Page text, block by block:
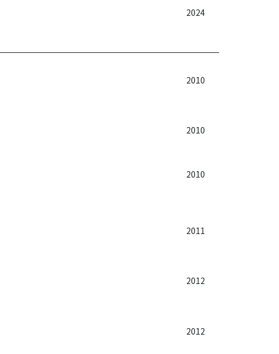
2024
2010
2010
2010
2011
2012
2012